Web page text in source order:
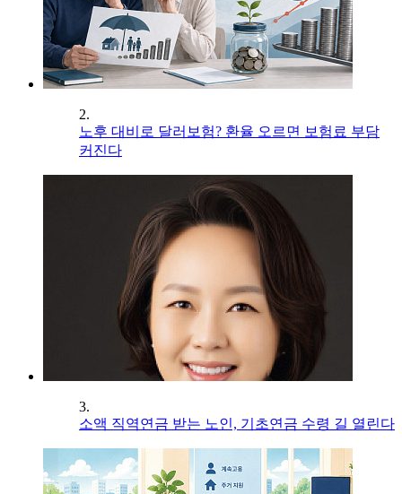
2.
노후 대비로 달러보험? 환율 오르면 보험료 부담
커진다
3.
소액 직역연금 받는 노인, 기초연금 수령 길 열린다